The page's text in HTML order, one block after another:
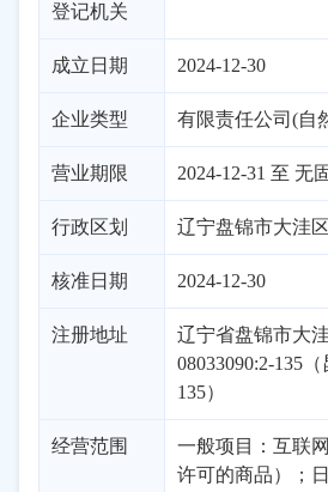
登记机关
成立日期 2024-12-30
企业类型 有限责任公司(自
营业期限 2024-12-31 至 无
行政区划 辽宁盘锦市大洼区
核准日期 2024-12-30
注册地址
辽宁省盘锦市大
08033090:2-135
135）
经营范围
一般项目：互联
许可的商品）；